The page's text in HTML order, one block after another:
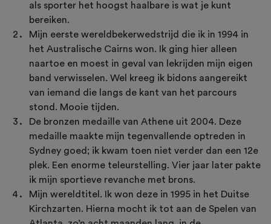
als sporter het hoogst haalbare is wat je kunt
bereiken.
Mijn eerste wereldbekerwedstrijd die ik in 1994 in
het Australische Cairns won. Ik ging hier alleen
naartoe en moest in geval van lekrijden mijn eigen
band verwisselen. Wel kreeg ik bidons aangereikt
van iemand die langs de kant van het parcours
stond. Mooie tijden.
De bronzen medaille van Athene uit 2004. Deze
medaille maakte mijn tegenvallende optreden in
Sydney goed; ik kwam toen niet verder dan een 12e
plek. Een enorme teleurstelling. Vier jaar later pakte
ik mijn sportieve revanche met brons.
Mijn wereldtitel. Ik won deze in 1995 in het Duitse
Kirchzarten. Hierna mocht ik tot aan de Spelen van